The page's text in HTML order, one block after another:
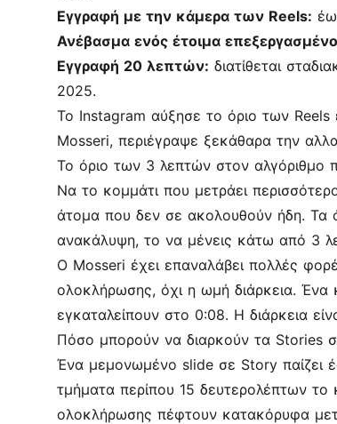
Εγγραφή με την κάμερα των Reels:
Ανέβασμα ενός έτοιμα
Εγγραφή 20 λεπτών: διατίθεται
2025.
Το Instagram αύξησε το όριο των
Mosseri, περιέγραψε ξεκάθαρα την
Το όριο των 3 λεπτών στον αλγόριθμο
Να το κομμάτι που μετράει
άτομα που δεν σε ακολουθούν ήδη. Τα
ανακάλυψη, το να μένεις κάτω από 3
Ο Mosseri έχει επαναλάβει πολλές
ολοκλήρωσης, όχι η ωμή διάρκεια. Ένα
εγκαταλείπουν στο 0:08. Η διάρκεια
Πόσο μπορούν να διαρκούν τα Stories
Ένα μεμονωμένο slide σε Story παίζει
τμήματα περίπου 15 δευτερολέπτων
ολοκλήρωσης πέφτουν κατακόρυφα